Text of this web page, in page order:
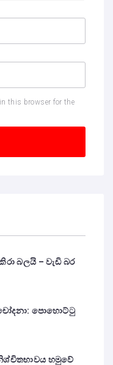
this browser for the
බලයි – වැඩි බර
පොහොට්ටු
හමුවේ